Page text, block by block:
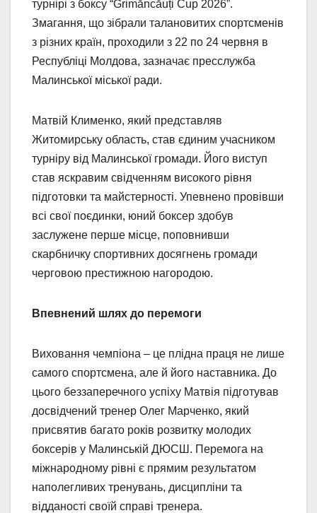
турнірі з боксу “Grimăncăuți Cup 2026”.
Змагання, що зібрали талановитих спортсменів
з різних країн, проходили з 22 по 24 червня в
Республіці Молдова, зазначає пресслужба
Малинської міської ради.
Матвій Клименко, який представляв
Житомирську область, став єдиним учасником
турніру від Малинської громади. Його виступ
став яскравим свідченням високого рівня
підготовки та майстерності. Упевнено провівши
всі свої поєдинки, юний боксер здобув
заслужене перше місце, поповнивши
скарбничку спортивних досягнень громади
черговою престижною нагородою.
Впевнений шлях до перемоги
Виховання чемпіона – це плідна праця не лише
самого спортсмена, але й його наставника. До
цього беззаперечного успіху Матвія підготував
досвідчений тренер Олег Марченко, який
присвятив багато років розвитку молодих
боксерів у Малинській ДЮСШ. Перемога на
міжнародному рівні є прямим результатом
наполегливих тренувань, дисципліни та
відданості своїй справі тренера.